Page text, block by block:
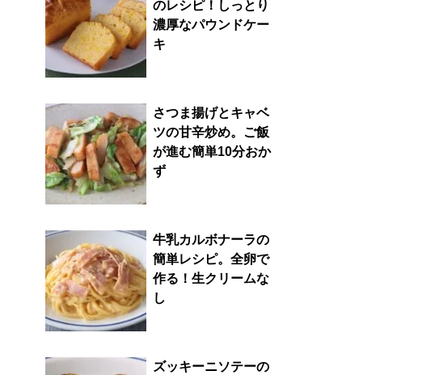
のレシピ！しっとり
濃厚なパウンドケー
キ
さつま揚げとキャベ
ツの甘辛炒め。ご飯
が進む簡単10分おか
ず
牛乳カルボナーラの
簡単レシピ。全卵で
作る！生クリームな
し
ズッキーニソテーの